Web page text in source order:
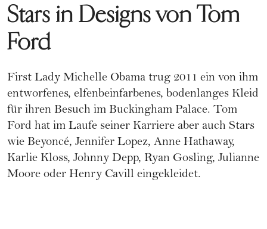
Stars in Designs von Tom
Ford
First Lady Michelle Obama trug 2011 ein von ihm
entworfenes, elfenbeinfarbenes, bodenlanges Kleid
für ihren Besuch im Buckingham Palace. Tom
Ford hat im Laufe seiner Karriere aber auch Stars
wie Beyoncé, Jennifer Lopez, Anne Hathaway,
Karlie Kloss, Johnny Depp, Ryan Gosling, Julianne
Moore oder Henry Cavill eingekleidet.